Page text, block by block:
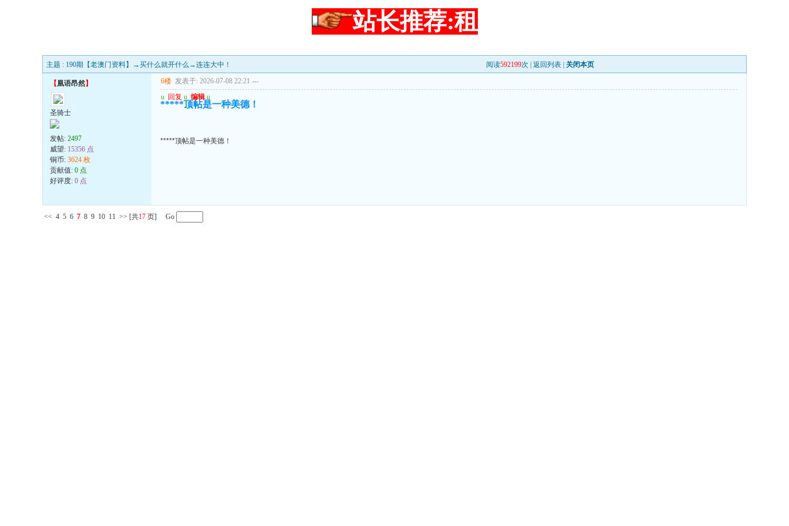
站长推荐:租
主题 : 190期【老澳门资料】→买什么就开什么→连连大中！ 阅读592199次 | 返回列表 关闭本页
【凰语昂然】
圣骑士
发帖: 2497
威望: 15356 点
铜币: 3624 枚
贡献值: 0 点
好评度: 0 点
6楼 发表于: 2026-07-08 22:21 ---
u 回复 u 编辑 u
*****顶帖是一种美德！
*****顶帖是一种美德！
<< 4 5 6 7 8 9 10 11 >> [共17 页] Go